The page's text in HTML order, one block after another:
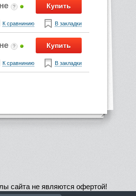
? Купить
К сравнинию В закладки
? Купить
К сравнинию В закладки
сайта не являются офертой!